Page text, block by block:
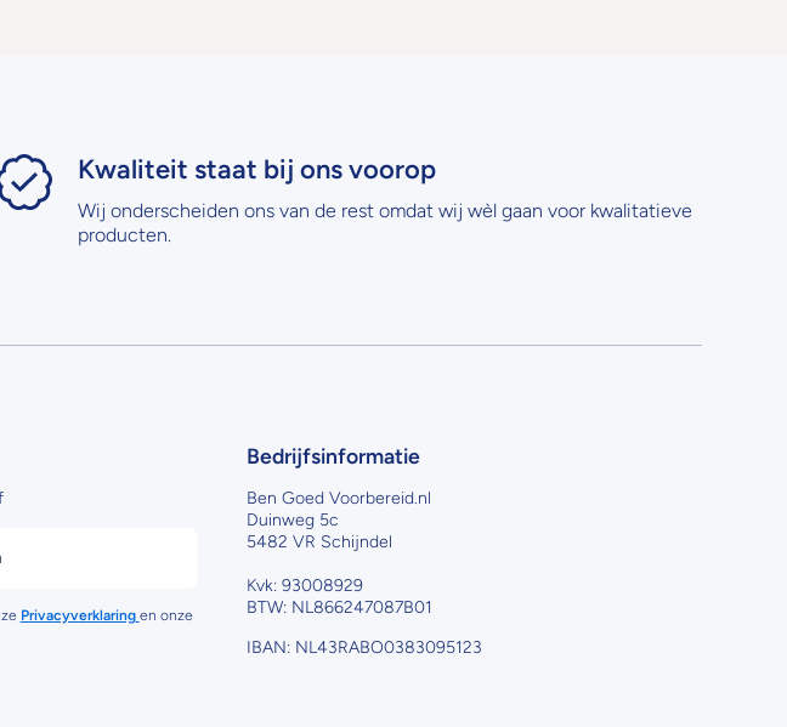
Kwaliteit staat bij ons voorop
Wij onderscheiden ons van de rest omdat wij wèl gaan voor kwalitatieve
producten.
Privacyverklaring en onze
Bedrijfsinformatie
Ben Goed Voorbereid.nl
Duinweg 5c
5482 VR Schijndel
Kvk: 93008929
BTW: NL866247087B01
IBAN: NL43RABO0383095123